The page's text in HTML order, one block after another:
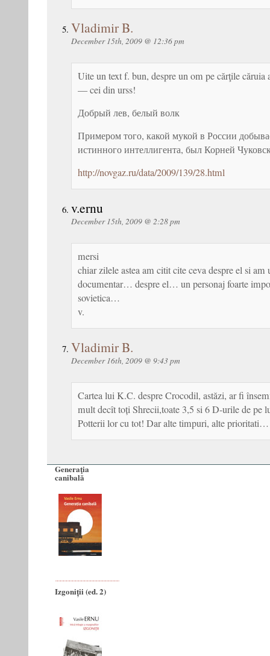
Vladimir B.
December 15th, 2009 @ 12:36 pm
Uite un text f. bun, despre un om pe cărţile căruia
— cei din urss!
Добрый лев, белый волк
Примером того, какой мукой в России
истинного интеллигента, был Корней
http://novgaz.ru/data/2009/139/28.html
v.ernu
December 15th, 2009 @ 2:28 pm
mersi
chiar zilele astea am citit cite ceva despre el si
documentar… despre el… un personaj foarte
sovietica…
v.
Vladimir B.
December 16th, 2009 @ 9:43 pm
Cartea lui K.C. despre Crocodil, astăzi, ar fi
mult decît toți Shrecii,toate 3,5 si 6 D-urile de pe
Potterii lor cu tot! Dar alte timpuri, alte prioritati…
Generaţia
canibală
Izgoniții (ed. 2)